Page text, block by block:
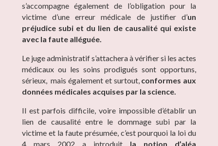
s’accompagne également de l’obligation pour la
victime d’une erreur médicale de justifier d’un
préjudice subi et du lien de causalité qui existe
avec la faute alléguée.
Le juge administratif s’attachera à vérifier si les actes
médicaux ou les soins prodigués sont opportuns,
sérieux, mais également et surtout, conformes aux
données médicales acquises par la science.
Il est parfois difficile, voire impossible d’établir un
lien de causalité entre le dommage subi par la
victime et la faute présumée, c’est pourquoi la loi du
4 mars 2002 a introduit la notion d’aléa